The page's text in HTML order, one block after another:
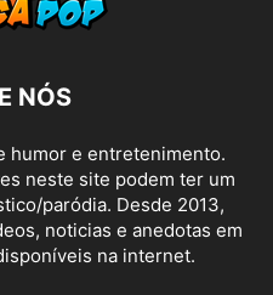
NÓS
humor e entretenimento.
neste site podem ter um
paródia. Desde 2013,
noticias e anedotas em
na internet.